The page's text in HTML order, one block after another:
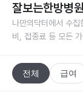
잘보는한방병원
나만의닥터에서 수집
비, 접종료 등 모든
전체 급여